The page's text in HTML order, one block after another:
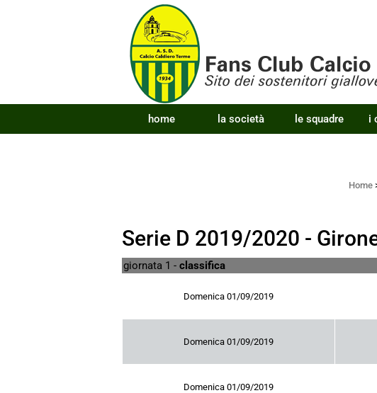
home la società le squadre i
Home
Serie D 2019/2020 -
giornata 1 - classifica
Domenica 01/09/2019
Domenica 01/09/2019
Domenica 01/09/2019